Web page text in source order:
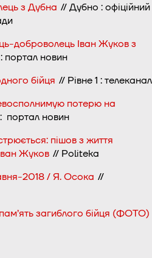
з Дубна // Дубно : офіційний
доброволець Іван Жуков з
портал новин
бійця // Рівне 1 : телеканал
потерю на
портал новин
пішов з життя
Жуков // Politeka
2018 / Я. Осока //
загиблого бійця (ФОТО)